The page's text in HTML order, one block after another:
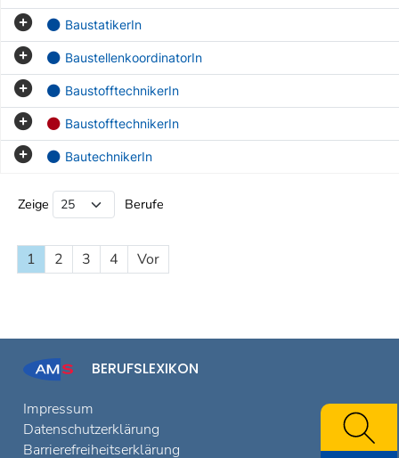
BaustatikerIn
BaustellenkoordinatorIn
BaustofftechnikerIn
BaustofftechnikerIn
BautechnikerIn
Zeige Berufe
1 2 3 4 Vor
BERUFSLEXIKON
Impressum
Datenschutzerklärung
Barrierefreiheitserklärung